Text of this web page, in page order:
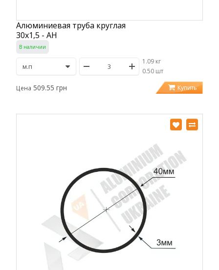
Алюминиевая труба круглая
30х1,5 - АН
В наличии
1.09 кг
/0.50 шт
Цена 509.55 грн Купить